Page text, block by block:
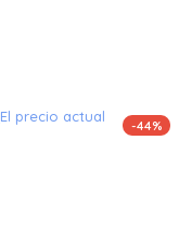
El precio actual
-44%